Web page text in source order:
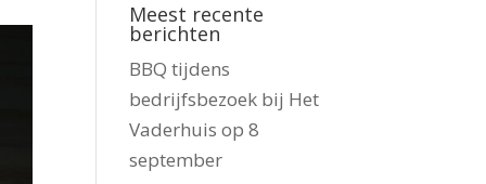
Meest recente
berichten
BBQ tijdens
bedrijfsbezoek bij Het
Vaderhuis op 8
september